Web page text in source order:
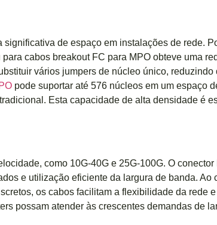
de espaço em instalações de rede.
cabos breakout FC para MPO obteve uma
vários jumpers de núcleo único, reduzindo
pode suportar até 576 núcleos em um espaço
Esta capacidade de alta densidade é
como 10G-40G e 25G-100G. O conector
e utilização eficiente da largura de banda. Ao
os cabos facilitam a flexibilidade da rede e
possam atender às crescentes demandas de